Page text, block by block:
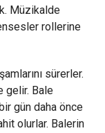
Müzikalde
rollerine
sürerler.
gelir. Bale
gün daha önce
olurlar. Balerin